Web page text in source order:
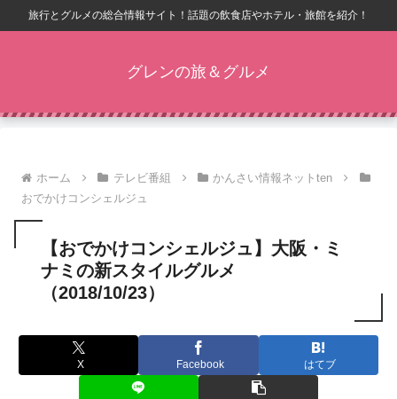
旅行とグルメの総合情報サイト！話題の飲食店やホテル・旅館を紹介！
グレンの旅＆グルメ
ホーム テレビ番組
かんさい情報ネットten
おでかけコンシェルジュ
【おでかけコンシェルジュ】大阪・ミ
ナミの新スタイルグルメ
（2018/10/23）
X Facebook はてブ